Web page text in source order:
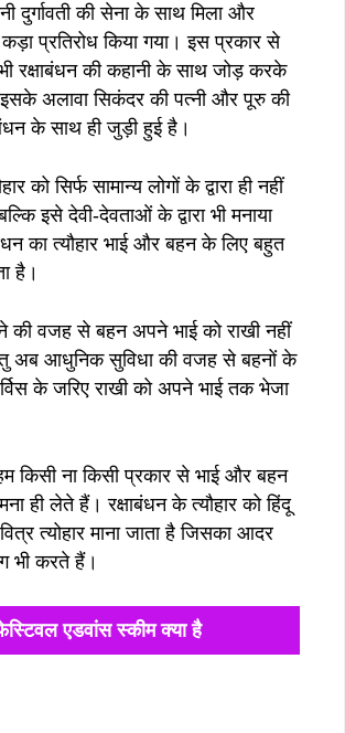
दुर्गावती की सेना के साथ मिला और
प्रतिरोध किया गया। इस प्रकार से
रक्षाबंधन की कहानी के साथ जोड़ करके
अलावा सिकंदर की पत्नी और पूरु की
के साथ ही जुड़ी हुई है।
को सिर्फ सामान्य लोगों के द्वारा ही नहीं
इसे देवी-देवताओं के द्वारा भी मनाया
का त्यौहार भाई और बहन के लिए बहुत
है।
की वजह से बहन अपने भाई को राखी नहीं
अब आधुनिक सुविधा की वजह से बहनों के
के जरिए राखी को अपने भाई तक भेजा
किसी ना किसी प्रकार से भाई और बहन
ही लेते हैं। रक्षाबंधन के त्यौहार को हिंदू
त्योहार माना जाता है जिसका आदर
भी करते हैं।
एडवांस स्कीम क्या है